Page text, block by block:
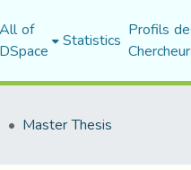
All of
DSpace Statistics Profils
Master Thesis